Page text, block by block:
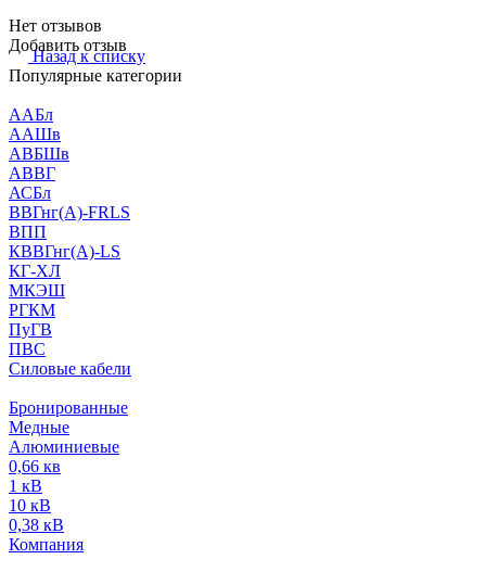
Нет отзывов
Добавить отзыв
Назад к списку
Популярные категории
ААБл
ААШв
АВБШв
АВВГ
АСБл
ВВГнг(А)-FRLS
ВПП
КВВГнг(А)-LS
КГ-ХЛ
МКЭШ
РГКМ
ПуГВ
ПВС
Силовые кабели
Бронированные
Медные
Алюминиевые
0,66 кв
1 кВ
10 кВ
0,38 кВ
Компания